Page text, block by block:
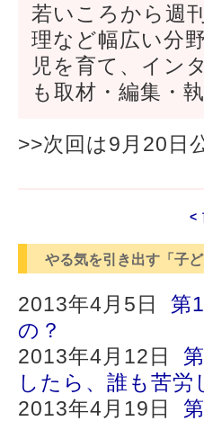
若いころから週
理など幅広い分
児を育て、イン
も取材・編集・
>>次回は9月20日
<
やる気を引き出す「子
2013年4月5日 第
の？
2013年4月12日
したら、誰も苦労
2013年4月19日